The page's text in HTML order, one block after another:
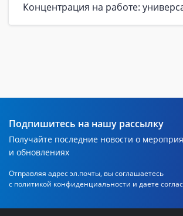
Концентрация на работе:
Подпишитесь на нашу рассылку
Получайте последние новости о
и обновлениях
Отправляя адрес эл.почты, вы соглашаетесь
с политикой конфиденциальности и даете